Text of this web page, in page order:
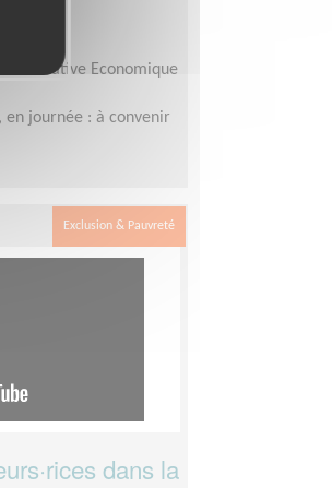
à l'Initiative Economique
en journée : à convenir
Exclusion & Pauvreté
dans la